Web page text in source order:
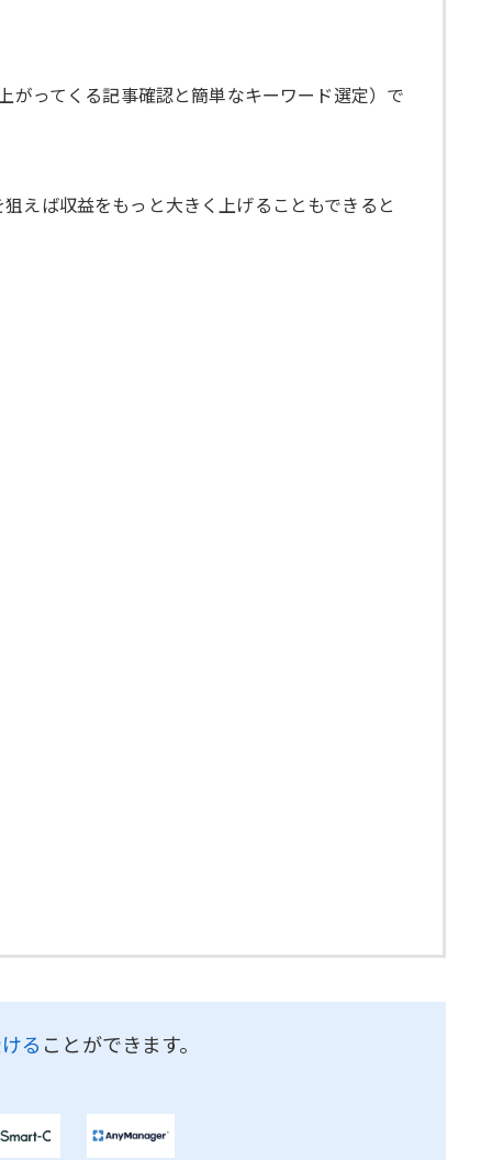
がってくる記事確認と簡単なキーワード選定）で
えば収益をもっと大きく上げることもできると
る ことができます。